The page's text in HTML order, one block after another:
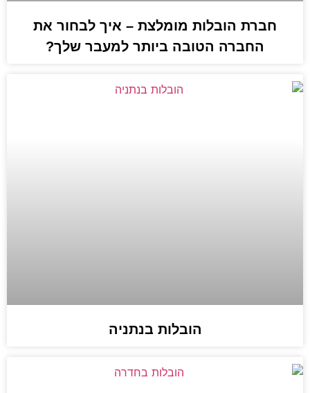
חברת הובלות מומלצת – איך לבחור את
החברה הטובה ביותר למעבר שלך?
הובלות בנתניה